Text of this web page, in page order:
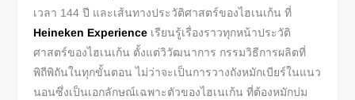
เวลา 144 ปี และเส้นทางประวัติศาสตร์ของไฮเนเก้น ที่
Heineken Experience เรียนรู้เรื่องราวทุกหน้าประวัติ
ศาสตร์ของไฮเนเก้น ตั้งแต่วิวัฒนาการ กรรมวิธีการผลิตที่
พิถีพิถันในทุกขั้นตอน ไม่ว่าจะเป็นการวางถังหมักเบียร์ในแนว
นอนซึ่งเป็นเอกลักษณ์เฉพาะตัวของไฮเนเก้น ที่ต้องหมักบ่ม